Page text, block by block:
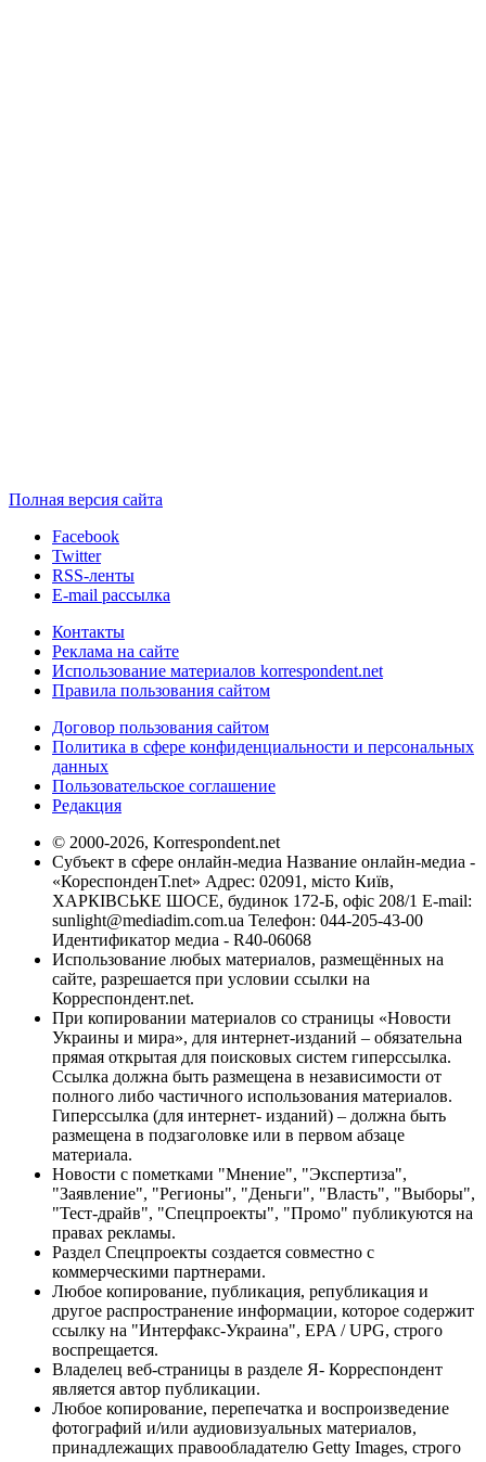
Полная версия сайта
Facebook
Twitter
RSS-ленты
E-mail рассылка
Контакты
Реклама на сайте
Использование материалов korrespondent.net
Правила пользования сайтом
Договор пользования сайтом
Политика в сфере конфиденциальности и персональных
данных
Пользовательское соглашение
Редакция
© 2000-2026, Korrespondent.net
Субъект в сфере онлайн-медиа Название онлайн-медиа -
«КореспонденТ.net» Адрес: 02091, місто Київ,
ХАРКІВСЬКЕ ШОСЕ, будинок 172-Б, офіс 208/1 E-mail:
sunlight@mediadim.com.ua Телефон: 044-205-43-00
Идентификатор медиа - R40-06068
Использование любых материалов, размещённых на
сайте, разрешается при условии ссылки на
Корреспондент.net.
При копировании материалов со страницы «Новости
Украины и мира», для интернет-изданий – обязательна
прямая открытая для поисковых систем гиперссылка.
Ссылка должна быть размещена в независимости от
полного либо частичного использования материалов.
Гиперссылка (для интернет- изданий) – должна быть
размещена в подзаголовке или в первом абзаце
материала.
Новости с пометками "Мнение", "Экспертиза",
"Заявление", "Регионы", "Деньги", "Власть", "Выборы",
"Тест-драйв", "Спецпроекты", "Промо" публикуются на
правах рекламы.
Раздел Спецпроекты создается совместно с
коммерческими партнерами.
Любое копирование, публикация, републикация и
другое распространение информации, которое содержит
ссылку на "Интерфакс-Украина", EPA / UPG, строго
воспрещается.
Владелец веб-страницы в разделе Я- Корреспондент
является автор публикации.
Любое копирование, перепечатка и воспроизведение
фотографий и/или аудиовизуальных материалов,
принадлежащих правообладателю Getty Images, строго